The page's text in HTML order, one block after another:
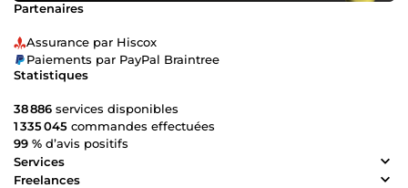
Partenaires
Assurance par Hiscox
Paiements par PayPal Braintree
Statistiques
38 886 services disponibles
1 335 045 commandes effectuées
99 % d’avis positifs
Services
Freelances